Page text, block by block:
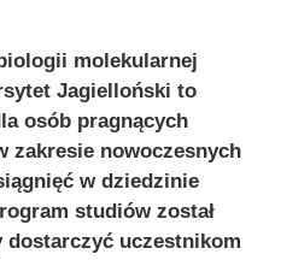
molekularnej
Jagielloński to
osób pragnących
zakresie nowoczesnych
w dziedzinie
studiów został
dostarczyć uczestnikom